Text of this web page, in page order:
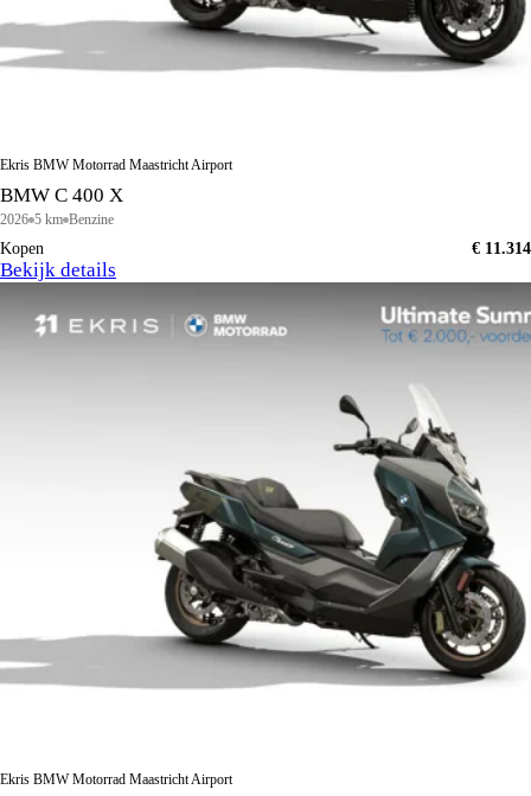
Ekris BMW Motorrad Maastricht Airport
BMW C 400 X
2026 5 km Benzine
Kopen € 11.314
Bekijk details
Ekris BMW Motorrad Maastricht Airport